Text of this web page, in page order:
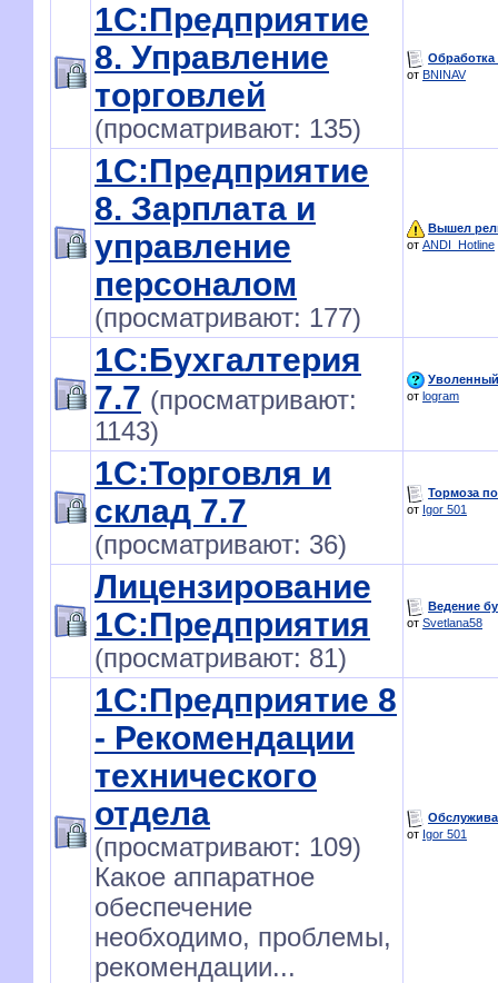
1С:Предприятие
8. Управление
торговлей
(просматривают: 135)
от BNINAV
1С:Предприятие
8. Зарплата и
управление
персоналом
(просматривают: 177)
Вышел
от ANDI_Hotline
1С:Бухгалтерия
7.7 (просматривают:
1143)
Уволенный
от logram
1С:Торговля и
склад 7.7
(просматривают: 36)
Тормоза
от Igor 501
Лицензирование
1С:Предприятия
(просматривают: 81)
Ведение
от Svetlana58
1С:Предприятие 8
- Рекомендации
технического
отдела
(просматривают: 109)
Какое аппаратное
обеспечение
необходимо, проблемы,
рекомендации...
от Igor 501